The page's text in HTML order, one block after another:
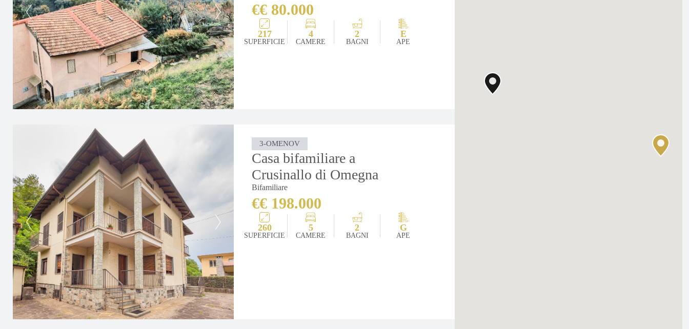
€€ 80.000
217
SUPERFICIE
4
CAMERE
2
BAGNI
E
APE
3-OMENOV
Casa bifamiliare a
Crusinallo di Omegna
Bifamiliare
€€ 198.000
260
SUPERFICIE
5
CAMERE
2
BAGNI
G
APE